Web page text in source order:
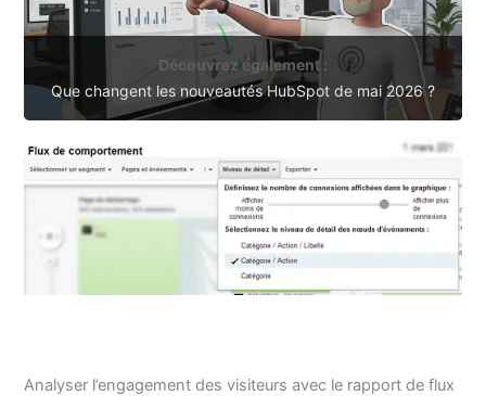
Découvrez également :
Que changent les nouveautés HubSpot de mai 2026 ?
Analyser l’engagement des visiteurs avec le rapport de flux